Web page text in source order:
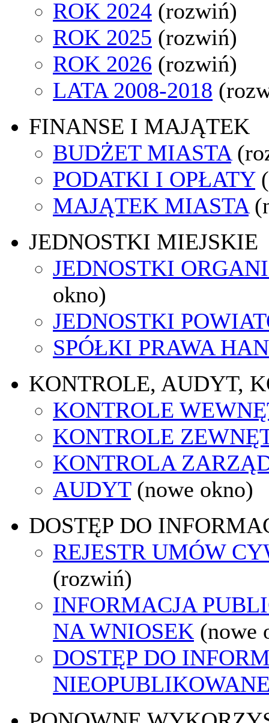
ROK 2024 (rozwiń)
ROK 2025 (rozwiń)
ROK 2026 (rozwiń)
LATA 2008-2018
FINANSE I MAJĄTEK
BUDŻET MIASTA
PODATKI I OPŁATY
MAJĄTEK MIASTA
JEDNOSTKI MIEJSKIE
JEDNOSTKI
okno)
JEDNOSTKI
SPÓŁKI PRAWA
KONTROLE, AUDYT,
KONTROLE
KONTROLE
KONTROLA
AUDYT (nowe okno)
DOSTĘP DO
REJESTR UMÓW
(rozwiń)
INFORMACJA
NA WNIOSEK (nowe
DOSTĘP DO